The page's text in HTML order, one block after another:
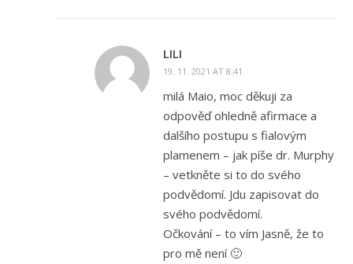
LILI
19. 11. 2021 AT 8:41
milá Maio, moc děkuji za
odpověď ohledně afirmace a
dalšího postupu s fialovým
plamenem – jak píše dr. Murphy
– vetkněte si to do svého
podvědomí. Jdu zapisovat do
svého podvědomí.
Očkování – to vím Jasně, že to
pro mě není 🙂